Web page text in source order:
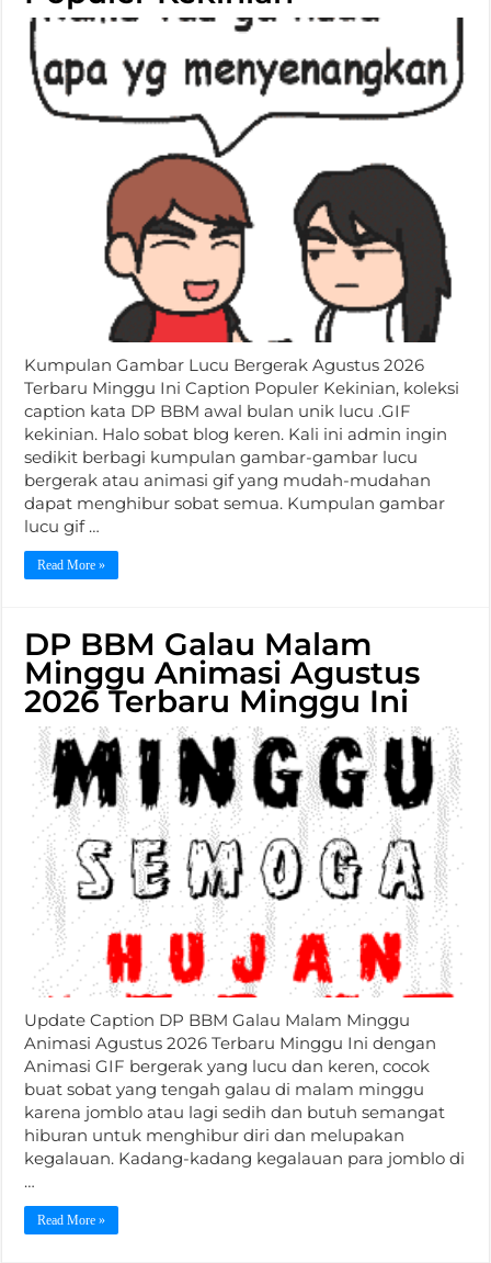
Kumpulan Gambar Lucu Bergerak Agustus 2026
Terbaru Minggu Ini Caption Populer Kekinian, koleksi
caption kata DP BBM awal bulan unik lucu .GIF
kekinian. Halo sobat blog keren. Kali ini admin ingin
sedikit berbagi kumpulan gambar-gambar lucu
bergerak atau animasi gif yang mudah-mudahan
dapat menghibur sobat semua. Kumpulan gambar
lucu gif …
Read More »
DP BBM Galau Malam
Minggu Animasi Agustus
2026 Terbaru Minggu Ini
Update Caption DP BBM Galau Malam Minggu
Animasi Agustus 2026 Terbaru Minggu Ini dengan
Animasi GIF bergerak yang lucu dan keren, cocok
buat sobat yang tengah galau di malam minggu
karena jomblo atau lagi sedih dan butuh semangat
hiburan untuk menghibur diri dan melupakan
kegalauan. Kadang-kadang kegalauan para jomblo di
…
Read More »